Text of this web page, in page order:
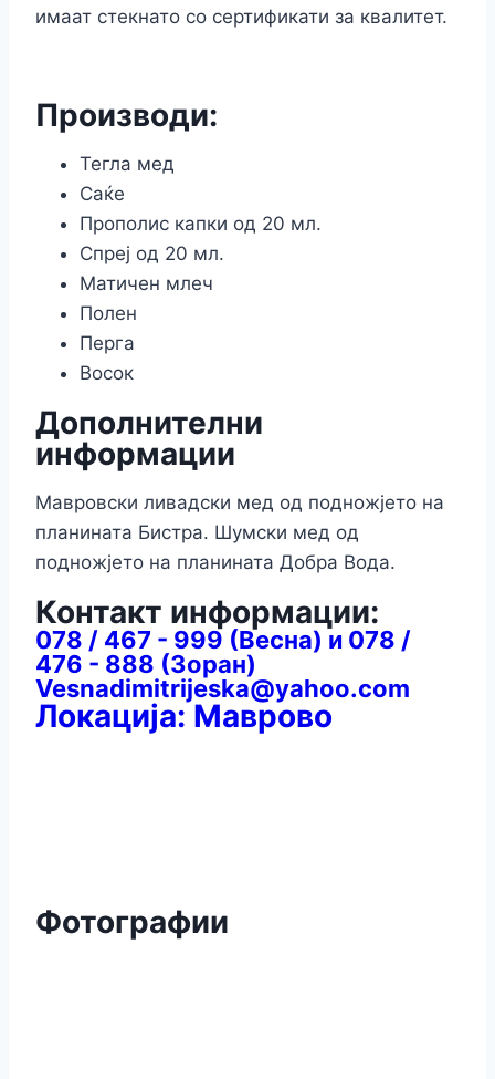
имаат стекнато со сертификати за квалитет.
Производи:
Тегла мед
Саќе
Прополис капки од 20 мл.
Спреј од 20 мл.
Матичен млеч
Полен
Перга
Восок
Дополнителни
информации
Мавровски ливадски мед од подножјето на
планината Бистра. Шумски мед од
подножјето на планината Добра Вода.
Контакт информации:
078 / 467 - 999 (Весна) и 078 /
476 - 888 (Зоран)
Vesnadimitrijeska@yahoo.com
Локација: Маврово
Фотографии